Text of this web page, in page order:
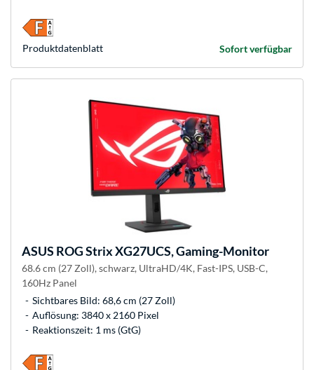
Sofort verfügbar
Produkt­datenblatt
ASUS ROG Strix XG27UCS, Gaming-Monitor
68.6 cm (27 Zoll), schwarz, UltraHD/4K, Fast-IPS, USB-C,
160Hz Panel
Sichtbares Bild: 68,6 cm (27 Zoll)
Auflösung: 3840 x 2160 Pixel
Reaktionszeit: 1 ms (GtG)